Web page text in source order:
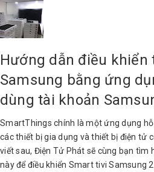
Hướng dẫn điều khiển
Samsung bằng ứng
dùng tài khoản
SmartThings chính là một ứng dụng
các thiết bị gia dụng và thiết bị điện tử
viết sau, Điện Tử Phát sẽ cùng bạn tìm
này để điều khiển Smart tivi Samsung